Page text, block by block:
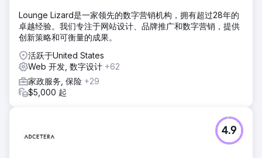
Lounge Lizard是一家领先的数字营销机构，拥有超过28年的
卓越经验。我们专注于网站设计、品牌推广和数字营销，提供
创新策略和可衡量的成果。
活跃于United States
Web 开发, 数字设计 +62
家政服务, 保险 +29
$5,000 起
4.9